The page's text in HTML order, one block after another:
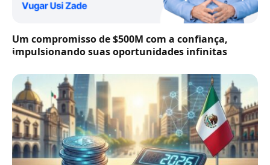
Um compromisso de $500M com a confiança,
impulsionando suas oportunidades infinitas